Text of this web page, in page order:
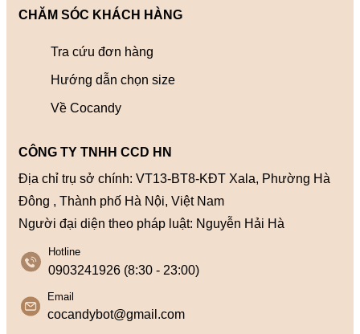
Hotline
0903241926 (8:30 - 23:00)
CÔNG TY TNHH CCD HN
Địa chỉ trụ sở chính: VT13-BT8-KĐT Xala, Phường Hà
Đông , Thành phố Hà Nội, Việt Nam
Người đại diện theo pháp luật: Nguyễn Hải Hà
Email
cocandybot@gmail.com
CHĂM SÓC KHÁCH HÀNG
Tra cứu đơn hàng
Hướng dẫn chọn size
Về Cocandy